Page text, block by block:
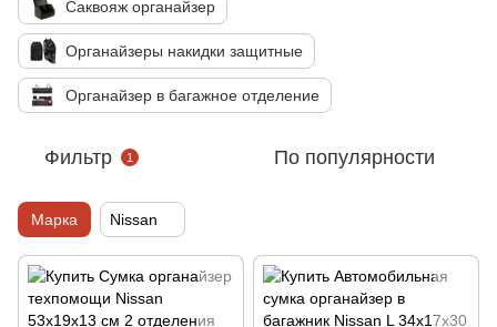
Саквояж органайзер
Органайзеры накидки защитные
Органайзер в багажное отделение
Фильтр 1 По популярности
Марка Nissan